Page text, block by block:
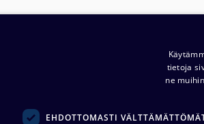
Noretron Komponentit Oy
tietoja
ne
EHDOTTOMASTI